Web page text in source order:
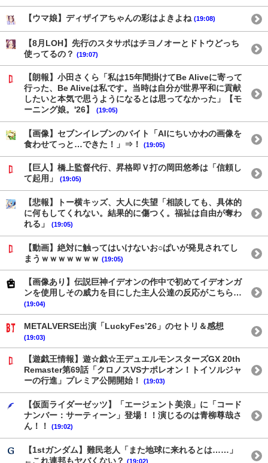
【ウマ娘】ディザイアちゃんの彩はよきよね (19:08)
【8月LOH】先行のスタサポはチヨノオーとドトウどっち
使ってるの？ (19:07)
【朗報】小田さくら「私は15年間掛けてBe Aliveに寄って
行った、Be Aliveは私です。当時は自分が世界平和に貢献
したいと本気で思うようになるとは思ってなかった」【モ
ーニング娘。'26】
(19:05)
【画像】セブンイレブンのバイト「AIにちいかわの画像を
食わせてっと…できた！」⇒！
(19:05)
【巨人】橋上監督代行、昇格即Ｖ打の岡田悠希は「信頼し
て起用」
(19:05)
【悲報】トー横キッズ、大人に失望「相談しても、具体的
に何もしてくれない。結果的に傷つく。福祉は自由が奪わ
れる」
(19:05)
【動画】絶対に触ってはいけないお○ぱいが発見されてし
まうｗｗｗｗｗｗｗ (19:05)
【画像あり】伝説巨神イデオンの作中で初めてイデオンガ
ンを使用しその威力を目にした主人公達の反応がこちら…
(19:04)
METALVERSE出演「LuckyFes’26」のセトリ＆感想
(19:03)
【遊戯王情報】遊☆戯☆王デュエルモンスターズGX 20th
Remaster第69話「クロノスVSナポレオン！トイソルジャ
ーの行進」プレミア公開開始！
(19:03)
【仮面ライダーゼッツ】「エージェント美浪」に「コード
ナンバー：サーティーン」登場！！演じるのは青柳尊哉さ
ん！！
(19:02)
【1stガンダム】難民老人「また地球に来れるとは……」
←これ連邦もヤバくない？ (19:02)